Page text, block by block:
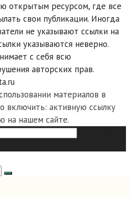
открытым ресурсом, где все
свои публикации. Иногда
не указывают ссылки на
указываются неверно.
с себя всю
авторских прав.
материалов в
включить: активную ссылку
на нашем сайте.